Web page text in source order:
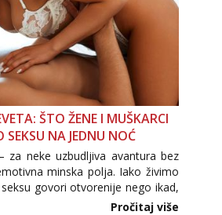
ŠTO ŽENE I MUŠKARCI
SEKSU NA JEDNU NOĆ
za neke uzbudljiva avantura bez
minska polja. Iako živimo
govori otvorenije nego ikad,
i dalje izaziva burne rasprave.
Pročitaj više